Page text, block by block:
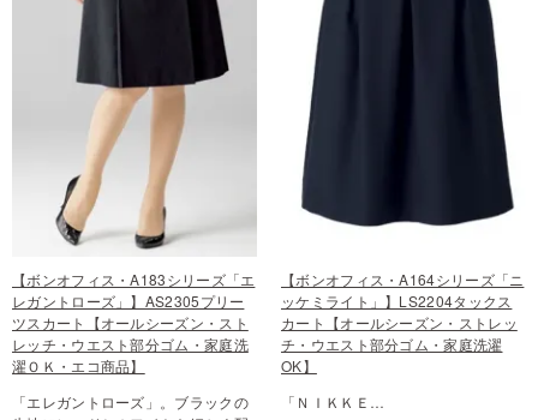
【ボンオフィス・A183シリーズ「エ
レガントローズ」】AS2305プリー
ツスカート【オールシーズン・スト
レッチ・ウエスト部分ゴム・家庭洗
濯ＯＫ・エコ商品】
「エレガントローズ」。ブラックの
【ボンオフィス・A164シリーズ「ニ
ッケミライト」】LS2204タックス
カート【オールシーズン・ストレッ
チ・ウエスト部分ゴム・家庭洗濯
OK】
「ＮＩＫＫＥ…